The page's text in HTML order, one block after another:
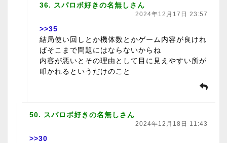
36. スパロボ好きの名無しさん
2024年12月17日 23:57
>>35
結局使い回しとか機体数とかゲーム内容が良けれ
ばそこまで問題にはならないからね
内容が悪いとその理由として目に見えやすい所が
叩かれるというだけのこと
50. スパロボ好きの名無しさん
2024年12月18日 11:43
>>30